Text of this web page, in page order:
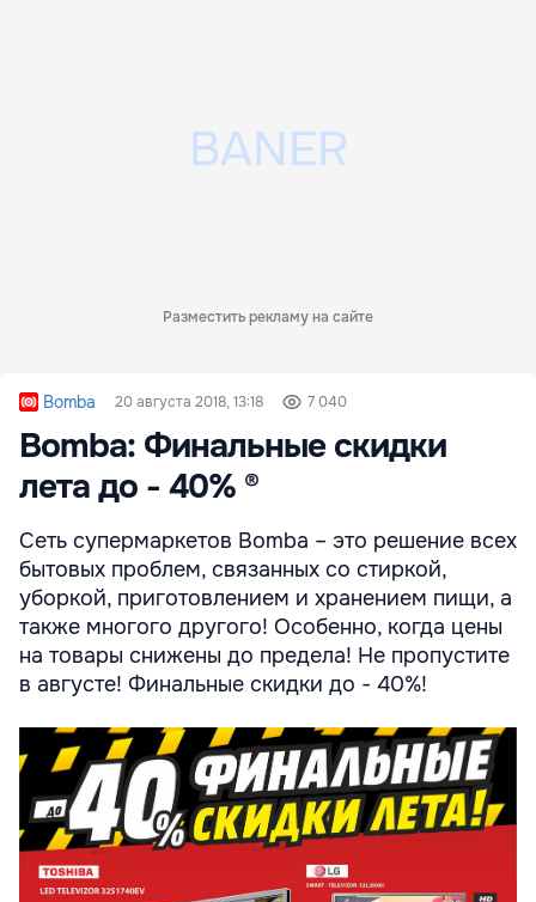
Разместить рекламу на сайте
Bomba 20 августа 2018, 13:18 7 040
Bomba: Финальные скидки
лета до - 40% ®
Сеть супермаркетов Bomba – это решение всех
бытовых проблем, связанных со стиркой,
уборкой, приготовлением и хранением пищи, а
также многого другого! Особенно, когда цены
на товары снижены до предела! Не пропустите
в августе! Финальные скидки до - 40%!